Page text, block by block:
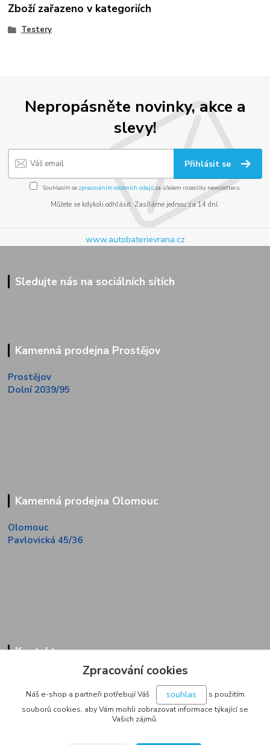
Zboží zařazeno v kategoriích
Testery
Nepropásněte novinky, akce a
slevy!
Přihlásit se
Souhlasím se zpracováním osobních údajůza účelem rozesílky newsletteru.
Můžete se kdykoli odhlásit. Zasíláme jednou za 14 dní.
www.autobaterievrana.cz
Sledujte nás na sociálních sítích
Kamenná prodejna Prostějov
Prostějov
Dolní 2039/95
Kamenná prodejna Olomouc
Olomouc
Pavlovická 45/36
Kontakty
Zákaznická linka
+420 733 713 851
Zpracování cookies
Náš e-shop a partneři potřebují Váš souhlas
s použitím
souborů cookies, aby Vám mohli zobrazovat informace týkající se
Vašich zájmů.